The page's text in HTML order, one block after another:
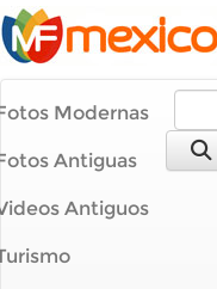
Modernas
Antiguas
Antiguos